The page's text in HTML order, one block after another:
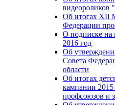
видеороликов
Об итогах XII
Федерации
О подписке на
2016 год
Об
Совета
области
Об итогах
кампании 2015
профсоюзов и